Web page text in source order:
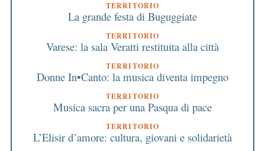
TERRITORIO
La grande festa di Buguggiate
TERRITORIO
Varese: la sala Veratti restituita alla città
TERRITORIO
Donne In•Canto: la musica diventa impegno
TERRITORIO
Musica sacra per una Pasqua di pace
TERRITORIO
L’Elisir d’amore: cultura, giovani e solidarietà